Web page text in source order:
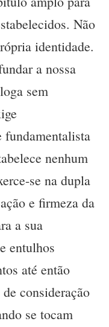
Não
identidade.
a nossa
sem
nenhum
se na dupla
e firmeza da
a sua
entulhos
até então
consideração
se tocam